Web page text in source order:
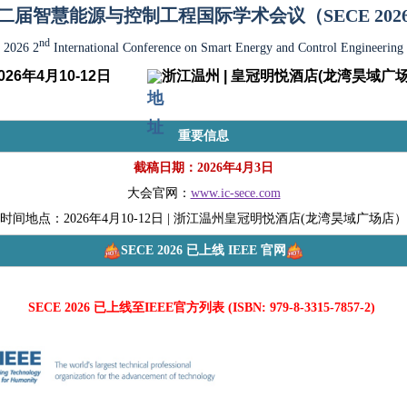
届智慧能源与控制工程国际学术会议（SECE 2026
2026 2nd International Conference on Smart Energy and Control Engineering
年4月10-12日 浙江温州 | 皇冠明悦酒店(龙湾昊域广场
重要信息
截稿日期：2026年4月3日
大会官网： www.ic-sece.com
时间地点：2026年4月10-12日 | 浙江温州皇冠明悦酒店(龙湾昊域广场店）
SECE 2026 已上线 IEEE 官网
SECE 2026 已上线至IEEE官方列表 (ISBN: 979-8-3315-7857-2)